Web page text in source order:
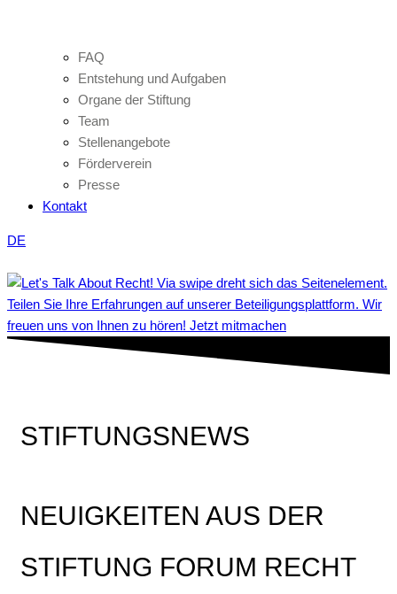
FAQ
Entstehung und Aufgaben
Organe der Stiftung
Team
Stellenangebote
Förderverein
Presse
Kontakt
DE
Teilen Sie Ihre Erfahrungen auf unserer Beteiligungsplattform. Wir
freuen uns von Ihnen zu hören! Jetzt mitmachen
STIFTUNGSNEWS
NEUIGKEITEN AUS DER
STIFTUNG FORUM RECHT